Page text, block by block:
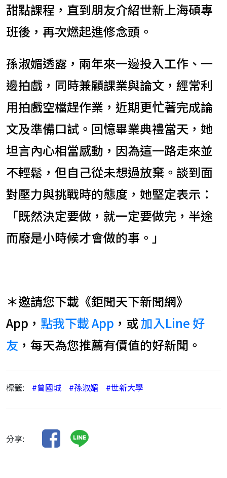
甜點課程，直到朋友介紹世新上海碩專
班後，再次燃起進修念頭。
孫淑媚透露，兩年來一邊投入工作、一
邊拍戲，同時兼顧課業與論文，經常利
用拍戲空檔趕作業，近期更忙著完成論
文及準備口試。回憶畢業典禮當天，她
坦言內心相當感動，因為這一路走來並
不輕鬆，但自己從未想過放棄。談到面
對壓力與挑戰時的態度，她堅定表示：
「既然決定要做，就一定要做完，半途
而廢是小時候才會做的事。」
＊邀請您下載《鉅聞天下新聞網》
App， 點我下載 App ，或加入Line 好
友 ，每天為您推薦有價值的好新聞。
標籤: #曾國城 #孫淑媚 #世新大學
分享: